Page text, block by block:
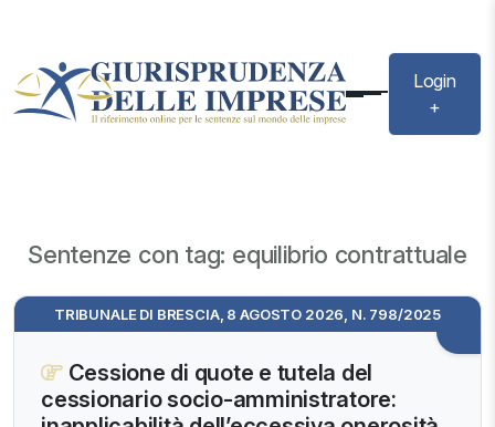
Login
+
Sentenze con tag: equilibrio contrattuale
TRIBUNALE DI BRESCIA, 8 AGOSTO 2026, N. 798/2025
Cessione di quote e tutela del
cessionario socio-amministratore: